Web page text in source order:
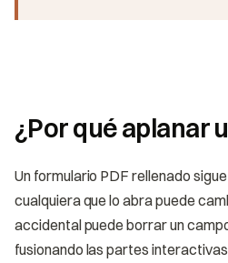
¿Por qué aplanar
Un formulario PDF rellenado
cualquiera que lo abra puede
accidental puede borrar un
fusionando las partes